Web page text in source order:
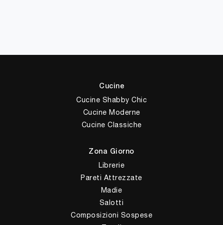
Cucine
Cucine Shabby Chic
Cucine Moderne
Cucine Classiche
Zona Giorno
Librerie
Pareti Attrezzate
Madie
Salotti
Composizioni Sospese